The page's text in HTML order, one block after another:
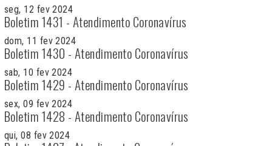
seg, 12 fev 2024
Boletim 1431 - Atendimento Coronavírus
dom, 11 fev 2024
Boletim 1430 - Atendimento Coronavírus
sab, 10 fev 2024
Boletim 1429 - Atendimento Coronavírus
sex, 09 fev 2024
Boletim 1428 - Atendimento Coronavírus
qui, 08 fev 2024